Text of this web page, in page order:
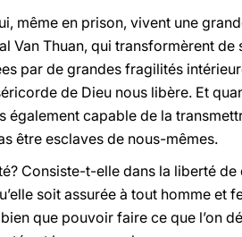
même en prison, vivent une
Van Thuan, qui transformèrent
par de grandes fragilités
de Dieu nous libère. Et
capable de la
être esclaves de nous-mêmes.
Consiste-t-elle dans la liberté
soit assurée à tout homme et
que pouvoir faire ce que l’on